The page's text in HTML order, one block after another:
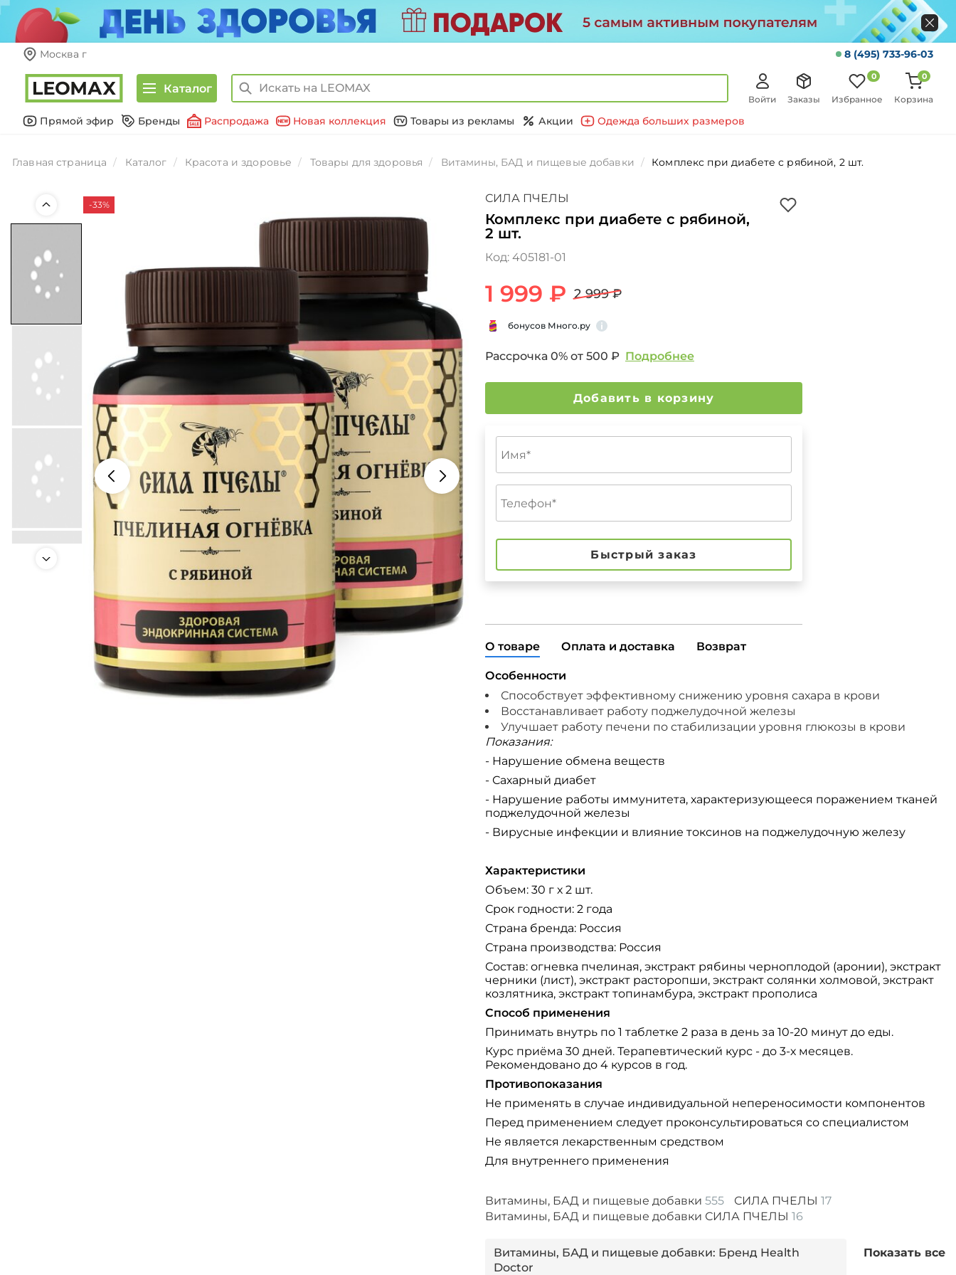
Москва г 8 (495) 733-96-03
Каталог
Войти Заказы Избранное
0
Корзина
0
Прямой эфир Бренды Распродажа Новая коллекция Товары из рекламы Акции Одежда больших размеров
Главная страница Каталог Красота и здоровье Товары для здоровья Витамины, БАД и пищевые добавки Комплекс при диабете с рябиной, 2 шт.
-33% СИЛА ПЧЕЛЫ
Комплекс при диабете с рябиной,
2 шт.
Код: 405181-01
1 999 ₽ 2 999 ₽
бонусов Много.ру
Рассрочка 0% от 500 ₽ Подробнее
Добавить в корзину
Быстрый заказ
О товаре Оплата и доставка Возврат
Особенности
Способствует эффективному снижению уровня сахара в крови
Восстанавливает работу поджелудочной железы
Улучшает работу печени по стабилизации уровня глюкозы в крови
Показания:
- Нарушение обмена веществ
- Сахарный диабет
- Нарушение работы иммунитета, характеризующееся поражением тканей
поджелудочной железы
- Вирусные инфекции и влияние токсинов на поджелудочную железу
Характеристики
Объем: 30 г х 2 шт.
Срок годности: 2 года
Страна бренда: Россия
Страна производства: Россия
Состав: огневка пчелиная, экстракт рябины черноплодой (аронии), экстракт
черники (лист), экстракт расторопши, экстракт солянки холмовой, экстракт
козлятника, экстракт топинамбура, экстракт прополиса
Способ применения
Принимать внутрь по 1 таблетке 2 раза в день за 10-20 минут до еды.
Курс приёма 30 дней. Терапевтический курс - до 3-х месяцев.
Рекомендовано до 4 курсов в год.
Противопоказания
Не применять в случае индивидуальной непереносимости компонентов
Перед применением следует проконсультироваться со специалистом
Не является лекарственным средством
Для внутреннего применения
Витамины, БАД и пищевые добавки 555 СИЛА ПЧЕЛЫ 17
Витамины, БАД и пищевые добавки СИЛА ПЧЕЛЫ 16
Витамины, БАД и пищевые добавки: Бренд Health
Doctor
Показать все